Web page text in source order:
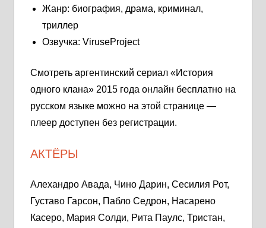
Жанр: биография, драма, криминал,
триллер
Озвучка: ViruseProject
Смотреть аргентинский сериал «История
одного клана» 2015 года онлайн бесплатно на
русском языке можно на этой странице —
плеер доступен без регистрации.
АКТЁРЫ
Алехандро Авада, Чино Дарин, Сесилия Рот,
Густаво Гарсон, Пабло Седрон, Насарено
Касеро, Мария Солди, Рита Паулс, Тристан,